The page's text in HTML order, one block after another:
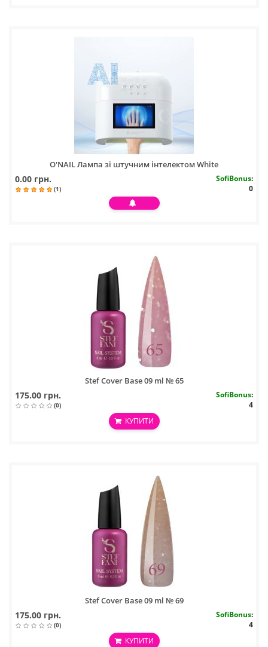
O'NAIL Лампа зі штучним інтелектом White
0.00 грн.
(1)
SofiBonus:
0
Stef Cover Base 09 ml № 65
175.00 грн.
(0)
SofiBonus:
4
КУПИТИ
Stef Cover Base 09 ml № 69
175.00 грн.
(0)
SofiBonus:
4
КУПИТИ